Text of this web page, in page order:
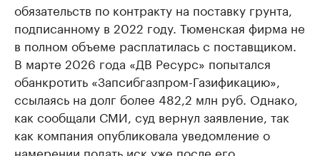
обязательств по контракту на поставку грунта,
подписанному в 2022 году. Тюменская фирма не
в полном объеме расплатилась с поставщиком.
В марте 2026 года «ДВ Ресурс» попытался
обанкротить «Запсибгазпром-Газификацию»,
ссылаясь на долг более 482,2 млн руб. Однако,
как сообщали СМИ, суд вернул заявление, так
как компания опубликовала уведомление о
намерении подать иск уже после его